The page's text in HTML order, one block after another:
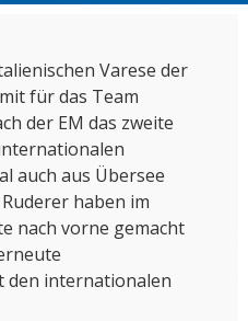
Varese der
für das Team
der EM das zweite
auch aus Übersee
haben im
nach vorne gemacht
den internationalen